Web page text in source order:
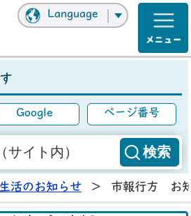
Language
Google ページ番号
生活のお知らせ > 市報行方 お